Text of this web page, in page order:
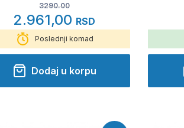
3290.00
2.961,00 RSD
Poslednji komad
Dodaj u korpu